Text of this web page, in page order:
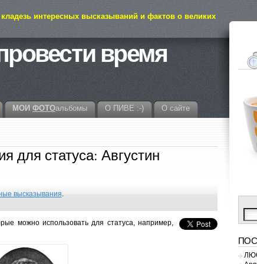
интересных высказываний и фактов о великих
время
МОИ ФОТОальбомы О ПИВЕ :-) О сайте
для статуса: Августин
высказывания
можно использовать для статуса, например,